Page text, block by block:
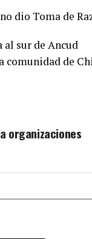
dio Toma de
al sur de Ancud
comunidad de
organizaciones